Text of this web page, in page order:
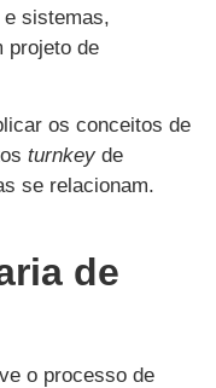
sistemas,
projeto de
os conceitos de
turnkey de
se relacionam.
de
o processo de